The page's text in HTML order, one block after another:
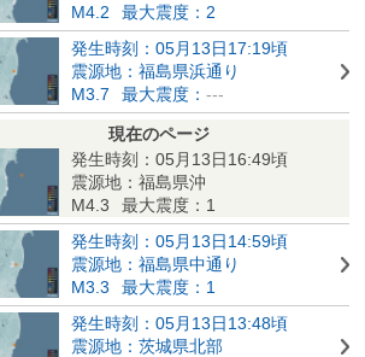
M4.2
最大震度：2
発生時刻：05月13日17:19頃
震源地：福島県浜通り
M3.7
最大震度： ---
現在のページ
発生時刻：05月13日16:49頃
震源地：福島県沖
M4.3
最大震度：1
発生時刻：05月13日14:59頃
震源地：福島県中通り
M3.3
最大震度：1
発生時刻：05月13日13:48頃
震源地：茨城県北部